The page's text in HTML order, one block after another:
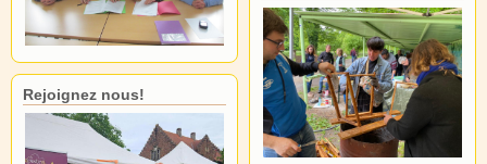
Rejoignez nous!